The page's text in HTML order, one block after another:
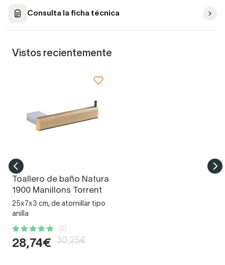
Consulta la ficha técnica
Vistos recientemente
Toallero de baño Natura
1900 Manillons Torrent
25x7x3 cm, de atornillar tipo
anilla
(2)
28,74€ 30,25€